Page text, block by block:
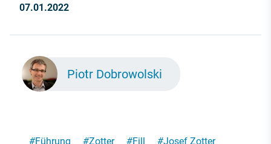
07.01.2022
Piotr Dobrowolski
#Führung #Zotter #Fill #Josef Zotter